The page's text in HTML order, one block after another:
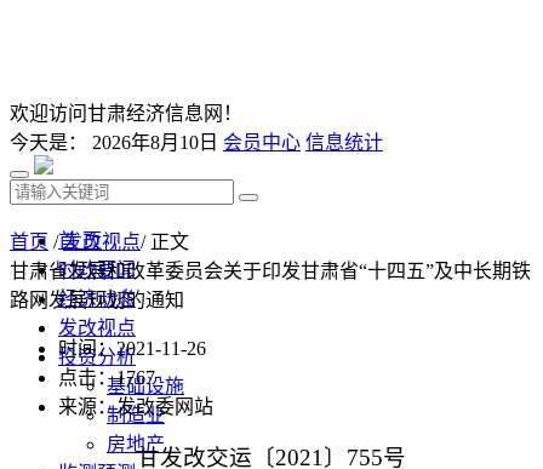
欢迎访问甘肃经济信息网！
今天是： 2026年8月10日 会员中心 信息统计
首 页
时政要闻
经济动态
发改视点
投资分析
基础设施
制造业
房地产
首页 /发改视点/ 正文
甘肃省发展和改革委员会关于印发甘肃省“十四五”及中长期铁
路网发展规划的通知
时间：2021-11-26
点击：1767
来源：发改委网站
甘发改交运〔2021〕755号